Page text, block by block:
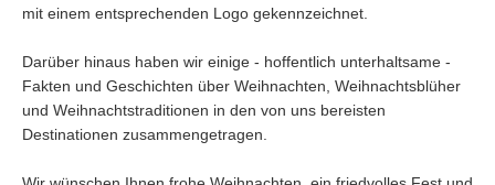
mit einem entsprechenden Logo gekennzeichnet.
Darüber hinaus haben wir einige - hoffentlich unterhaltsame -
Fakten und Geschichten über Weihnachten, Weihnachtsblüher
und Weihnachtstraditionen in den von uns bereisten
Destinationen zusammengetragen.